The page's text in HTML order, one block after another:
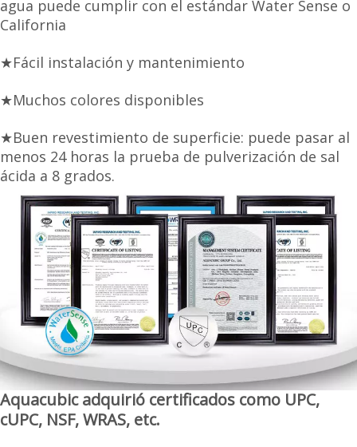
agua puede cumplir con el estándar Water Sense o
California
★Fácil instalación y mantenimiento
★Muchos colores disponibles
★Buen revestimiento de superficie: puede pasar al
menos 24 horas la prueba de pulverización de sal
ácida a 8 grados.
Aquacubic adquirió certificados como UPC,
cUPC, NSF, WRAS, etc.